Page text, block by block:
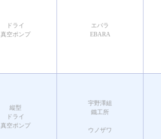
ドライ
真空ポンプ
エバラ
EBARA
縦型
ドライ
真空ポンプ
宇野澤組
鐵工所
ウノザワ